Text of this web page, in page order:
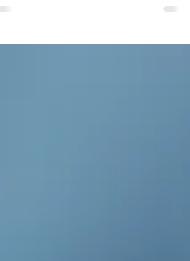
לרכוש דירה, "בטרם עת" - מי באמת רוצה את זה
יותר, הילדים או ההורים שדוחפים לכך? רכישת